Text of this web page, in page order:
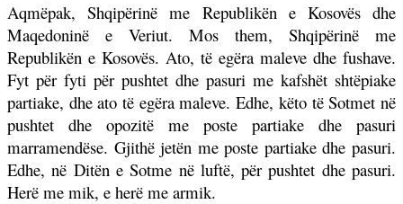
Aqmëpak, Shqipërinë me Republikën e Kosovës dhe
Maqedoninë e Veriut. Mos them, Shqipërinë me
Republikën e Kosovës. Ato, të egëra maleve dhe fushave.
Fyt për fyti për pushtet dhe pasuri me kafshët shtëpiake
partiake, dhe ato të egëra maleve. Edhe, këto të Sotmet në
pushtet dhe opozitë me poste partiake dhe pasuri
marramendëse. Gjithë jetën me poste partiake dhe pasuri.
Edhe, në Ditën e Sotme në luftë, për pushtet dhe pasuri.
Herë me mik, e herë me armik.